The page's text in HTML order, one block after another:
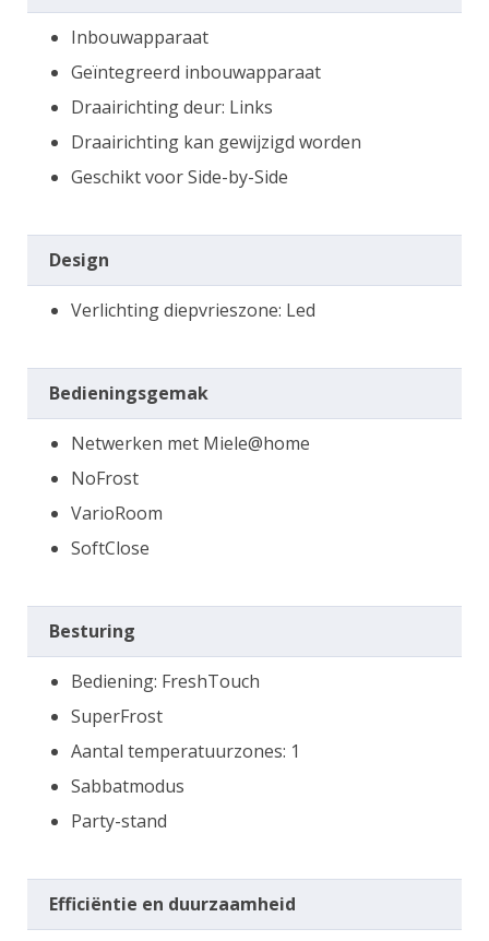
Inbouwapparaat
Geïntegreerd inbouwapparaat
Draairichting deur: Links
Draairichting kan gewijzigd worden
Geschikt voor Side-by-Side
Design
Verlichting diepvrieszone: Led
Bedieningsgemak
Netwerken met Miele@home
NoFrost
VarioRoom
SoftClose
Besturing
Bediening: FreshTouch
SuperFrost
Aantal temperatuurzones: 1
Sabbatmodus
Party-stand
Efficiëntie en duurzaamheid